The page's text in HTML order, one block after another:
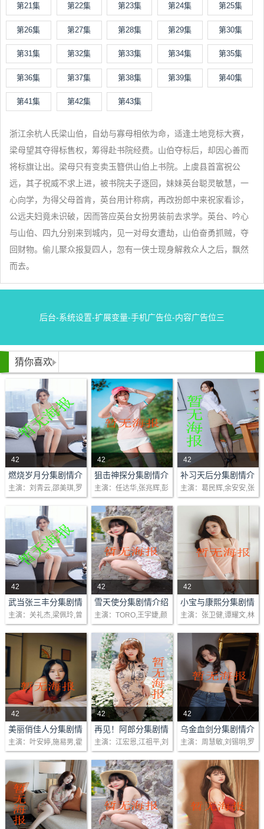
第21集 第22集 第23集 第24集 第25集
第26集 第27集 第28集 第29集 第30集
第31集 第32集 第33集 第34集 第35集
第36集 第37集 第38集 第39集 第40集
第41集 第42集 第43集
浙江余杭人氏梁山伯，自幼与寡母相依为命，适逢土地竞标大赛，
梁母望其夺得标售权，筹得赴书院经费。山伯夺标后，却因心善而
将标旗让出。梁母只有变卖玉簪供山伯上书院。上虞县首富祝公
远，其子祝威不求上进，被书院夫子逐回，妹妹英台聪灵敏慧，一
心向学，为得父母首肯，英台用计称病，再改扮郎中来祝家看诊，
公远夫妇竟未识破，因而答应英台女扮男装前去求学。英台、吟心
与山伯、四九分别来到城内，见一对母女遭劫，山伯奋勇抓贼，夺
回财物。偷儿聚众报复四人，忽有一侠士现身解救众人之后，飘然
而去。
后台-系统设置-扩展变量-手机广告位-内容广告位三
猜你喜欢
42
剧情：由李国立监制，
以中国近代历史为背景
月》，故事是围绕主角
常满（刘青云饰）的一
生，由他经历民国、日..
燃烧岁月分集剧情介
绍(1-48)大结局
主演：刘青云,邵美琪,罗
慧娟,刘玉翠
42
剧情：高级帮办奇（任
达华）精明干练，用卧
得上司赏识。奇结婚多
年，生有一女，但妻子
美（龚慈恩）欲摆脱婚
姻..
狙击神探分集剧情介
绍(1-20集)大结局
主演：任达华,张兆辉,彭
文坚,吴君如
42
剧情：暂无.....
补习天后分集剧情介
绍(1-6)大结局
主演：葛民辉,余安安,张
耀扬,叶璇
42
剧情：少年张三丰（关
礼杰）原与师父觉远大
藏经阁，不经意地悟道
少林功夫，因而被逐出
师门，更卷入武林漩涡..
武当张三丰分集剧情
介绍(1-20)大结局
主演：关礼杰,梁佩玲,曾
伟权
42
剧情：十一岁小风和六
岁小雷一对「春晖园」
董事长齐家石带这四岁
女儿雪桐到「春晖园」
看孩子..
雪天使分集剧情介绍
(1-48)大结局
主演：TORO,王宇婕,颜
行书,张思萍
42
剧情：清朝盛世，幼年
康熙执政，大臣鰲拜聚
成年后，为不引起內
乱，只得扮作愚蒙，暗
中部署实力。此时在江..
小宝与康熙分集剧情
介绍(1-48)大结局
主演：张卫健,谭耀文,林
心如,吴辰君
42
剧情：只要想着往后所
有的荣华富贵、理想抱
乐，就从套上那件学士
袍开始，方帽子丢出去
那一刻，格外..
美丽俏佳人分集剧情
介绍(1-24)大结局
主演：叶安婷,施易男,霍
建华
42
剧情：二十年前，古
意、郭添、明郎三人原
人服务警界，明郎因涉
入黑道，并犯下重案，
古意、郭添奉命追捕..
再见！阿郎分集剧情
介绍(1-国语版136
集，台语版117集)大
结局
主演：江宏恩,江祖平,刘
至翰,徐敏
42
剧情：二十集古装剧
《乌金血剑》道出了中
座而兴风作浪，视民命
如草芥。但乱世往往又
能激励出不..
乌金血剑分集剧情介
绍(1-20集)大结局
主演：周慧敏,刘锡明,罗
嘉良